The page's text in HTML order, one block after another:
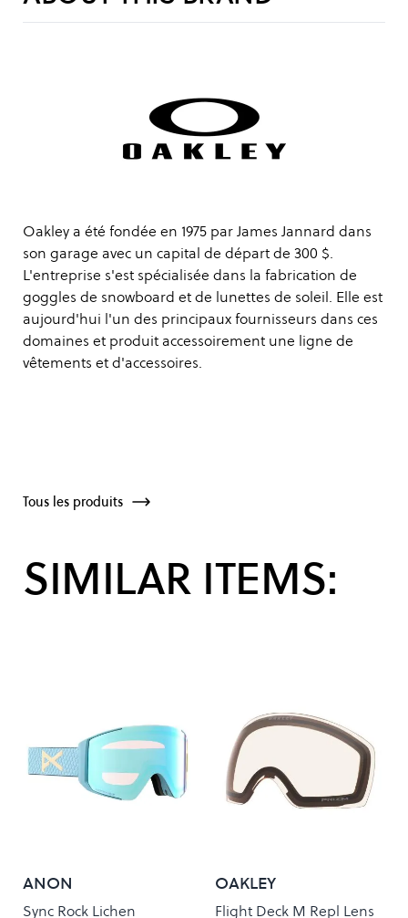
Oakley a été fondée en 1975 par James Jannard dans
son garage avec un capital de départ de 300 $.
L'entreprise s'est spécialisée dans la fabrication de
goggles de snowboard et de lunettes de soleil. Elle est
aujourd'hui l'un des principaux fournisseurs dans ces
domaines et produit accessoirement une ligne de
vêtements et d'accessoires.
Tous les produits
SIMILAR ITEMS:
ANON
Sync Rock Lichen
OAKLEY
Flight Deck M Repl Lens